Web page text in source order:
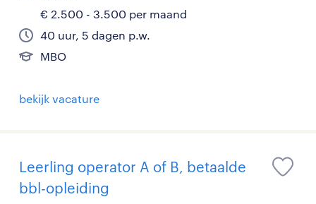
€ 2.500 - 3.500 per maand
40 uur, 5 dagen p.w.
MBO
bekijk vacature
Leerling operator A of B, betaalde
bbl-opleiding